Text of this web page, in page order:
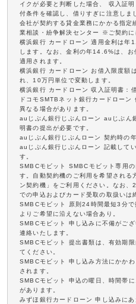
イクが必要と判断した場合、 収入証
付条件を確認し、借りすぎに注意し
会社が契約する貸金業務にかかる指
業相談・紛争解決センター ※ご契約に
横浜銀行 カードローン 適用金利は年
します。なお、金利の年14.6%は、
適用されます。
横浜銀行 カードローン お借入限度額
れ、10万円単位で変動します。
横浜銀行 カードローン 収入証明書：
ドコモSMTBネット銀行カードローン
異なる場合があります。
auじぶん銀行じぶんローン auじぶん
明書の提出が必要です。
auじぶん銀行じぶんローン 契約時の
auじぶん銀行じぶんローン 記載して
す。
SMBCモビット SMBCモビット専用
す。自動契約機のご利用を希望される
ン契約機」をご利用ください。なお
での申込およびカード受取の取扱いは
SMBCモビット 原則24時間最短3分で
よりご希望に沿えない場合あり。
SMBCモビット 申し込みに不備がご
連絡いたします。
SMBCモビット 提出書類は、有効期
てください。
SMBCモビット 申し込み方法にかか
されます。
SMBCモビット 申込の曜日、時間帯
があります。
みずほ銀行カードローン 申し込みに